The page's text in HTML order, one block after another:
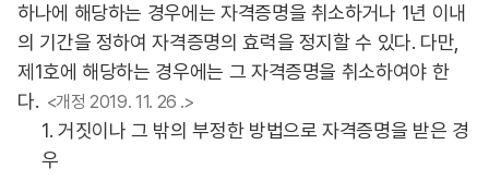
하나에 해당하는 경우에는 자격증명을 취소하거나 1년 이내
의 기간을 정하여 자격증명의 효력을 정지할 수 있다. 다만,
제1호에 해당하는 경우에는 그 자격증명을 취소하여야 한
다. <개정 2019. 11. 26 .>
1. 거짓이나 그 밖의 부정한 방법으로 자격증명을 받은 경
우